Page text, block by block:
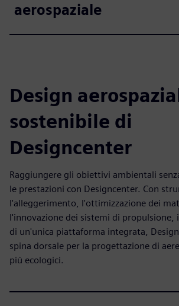
aerospaziale
Design
sostenibile di
Designcenter
Raggiungere gli obiettivi ambientali
le prestazioni con Designcenter. Con
l'alleggerimento, l'ottimizzazione dei
l'innovazione dei sistemi di
di un'unica piattaforma integrata,
spina dorsale per la progettazione di
più ecologici.